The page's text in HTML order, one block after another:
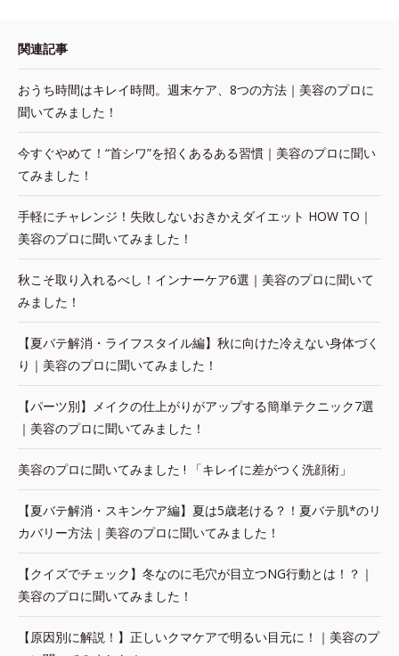
関連記事
おうち時間はキレイ時間。週末ケア、8つの方法｜美容のプロに
聞いてみました！
今すぐやめて！“首シワ”を招くあるある習慣｜美容のプロに聞い
てみました！
手軽にチャレンジ！失敗しないおきかえダイエット HOW TO｜
美容のプロに聞いてみました！
秋こそ取り入れるべし！インナーケア6選｜美容のプロに聞いて
みました！
【夏バテ解消・ライフスタイル編】秋に向けた冷えない身体づく
り｜美容のプロに聞いてみました！
【パーツ別】メイクの仕上がりがアップする簡単テクニック7選
｜美容のプロに聞いてみました！
美容のプロに聞いてみました ! 「キレイに差がつく洗顔術」
【夏バテ解消・スキンケア編】夏は5歳老ける？！夏バテ肌*のリ
カバリー方法｜美容のプロに聞いてみました！
【クイズでチェック】冬なのに毛穴が目立つNG行動とは！？｜
美容のプロに聞いてみました！
【原因別に解説！】正しいクマケアで明るい目元に！｜美容のプ